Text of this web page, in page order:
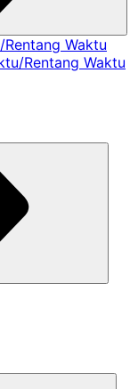
Waktu
Rentang Waktu